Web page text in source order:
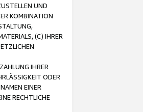
UND
KOMBINATION
(C) IHRER
IHRER
ODER
EINER
RECHTLICHE